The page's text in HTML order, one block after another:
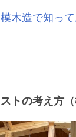
木造で知っ
トの考え方（